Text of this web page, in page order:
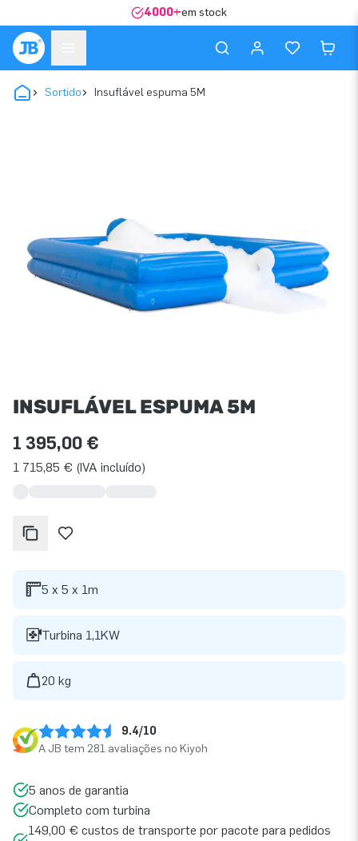
4000+em stock
Sortido Insuflável espuma 5M
INSUFLÁVEL ESPUMA 5M
1 395,00 €
1 715,85 € (IVA incluído)
5 x 5 x 1m
Turbina 1,1KW
20 kg
9.4/10
A JB tem 281 avaliações no Kiyoh
5 anos de garantia
Completo com turbina
149,00 € custos de transporte por pacote para pedidos